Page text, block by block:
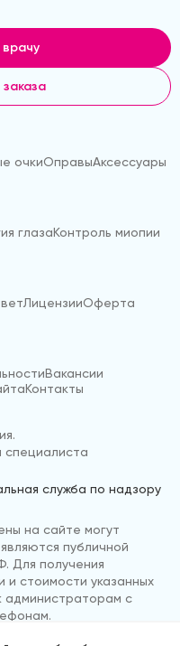
врачу
заказа
очкиОправыАксессуары
глазаКонтроль миопии
ЛицензииОферта
Вакансии
Контакты
специалиста
служба по надзору
на сайте могут
публичной
Для получения
стоимости указанных
администраторам с